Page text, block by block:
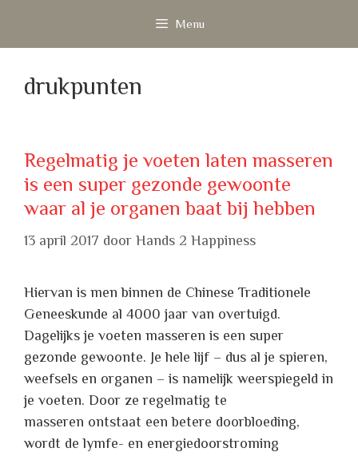
de
inhoud
Menu
drukpunten
Regelmatig je voeten laten masseren
is een super gezonde gewoonte
waar al je organen baat bij hebben
13 april 2017 door Hands 2 Happiness
Hiervan is men binnen de Chinese Traditionele
Geneeskunde al 4000 jaar van overtuigd.
Dagelijks je voeten masseren is een super
gezonde gewoonte. Je hele lijf – dus al je spieren,
weefsels en organen – is namelijk weerspiegeld in
je voeten. Door ze regelmatig te
masseren ontstaat een betere doorbloeding,
wordt de lymfe- en energiedoorstroming